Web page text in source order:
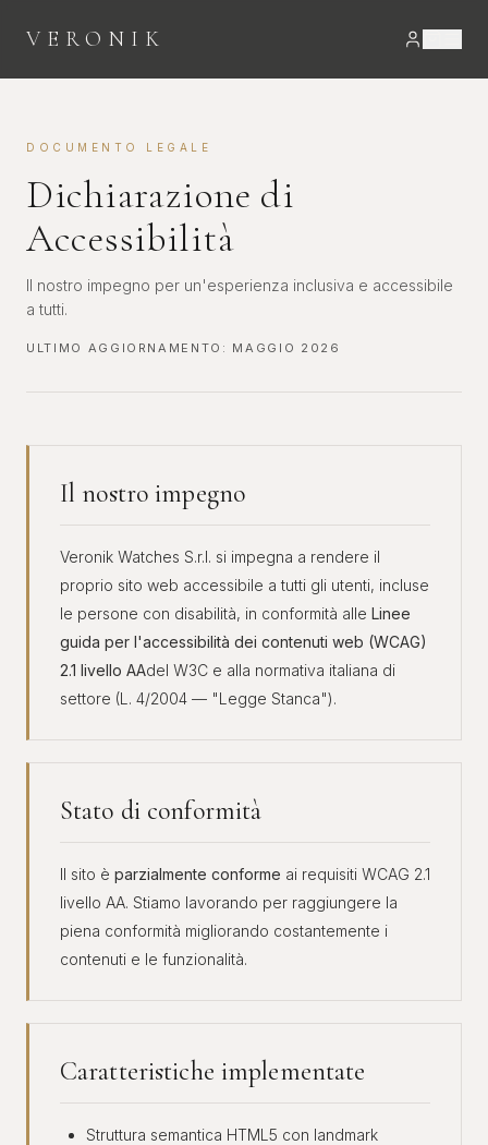
VERONIK
DOCUMENTO LEGALE
Dichiarazione di
Accessibilità
Il nostro impegno per un'esperienza inclusiva e accessibile
a tutti.
ULTIMO AGGIORNAMENTO: MAGGIO 2026
Il nostro impegno
Veronik Watches S.r.l. si impegna a rendere il
proprio sito web accessibile a tutti gli utenti, incluse
le persone con disabilità, in conformità alle Linee
guida per l'accessibilità dei contenuti web (WCAG)
2.1 livello AAdel W3C e alla normativa italiana di
settore (L. 4/2004 — "Legge Stanca").
Stato di conformità
Il sito è parzialmente conforme ai requisiti WCAG 2.1
livello AA. Stiamo lavorando per raggiungere la
piena conformità migliorando costantemente i
contenuti e le funzionalità.
Caratteristiche implementate
Struttura semantica HTML5 con landmark